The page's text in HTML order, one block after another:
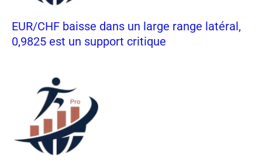
EUR/CHF baisse dans un large range latéral,
0,9825 est un support critique